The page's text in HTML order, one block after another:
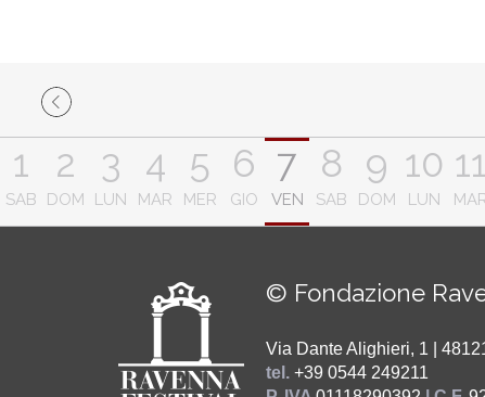
1
SAB
2
DOM
3
LUN
4
MAR
5
MER
6
GIO
7
VEN
8
SAB
9
DOM
10
LUN
11
© Fondazione
Via Dante Alighieri, 1 |
tel. +39 0544 249211